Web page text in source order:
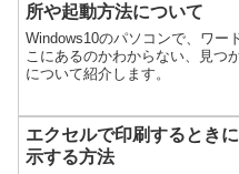
所や起動方法について
Windows10のパソコンで、ワー
こにあるのかわからない、見つ
について紹介します。
エクセルで印刷するとき
示する方法